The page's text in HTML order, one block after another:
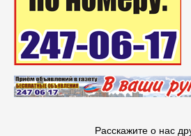
Расскажите о нас